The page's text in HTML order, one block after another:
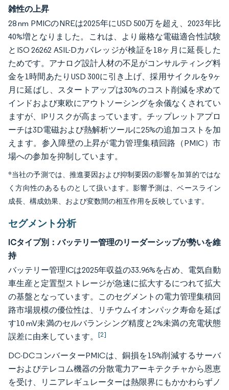
雑性の上昇
28 nm PMICのNREは2025年にUSD 500万を超え、2023年比
40%増となりました。これは、より厳格な電磁適合性試験
とISO 26262 ASIL-Dカバレッジが検証を18ヶ月に延長した
ためです。アナログ設計人材の不足がコンサルティング料
金を1時間あたりUSD 300に引き上げ、採用サイクルを9ヶ
月に延ばし、スタートアップは30%のコスト削減を求めて
インドおよび東欧にアウトソーシングを余儀なくされてい
ますが、IPリスクが高まっています。チップレットアプロ
ーチは3D電磁および熱解析ツールに25%の追加コストを加
えます。参入障壁の上昇が電力管理集積回路（PMIC）市
場への参加を抑制しています。
*当社の予測では、推進要因および抑制要因の影響を加算的ではな
く方向性のあるものとして扱います。影響予測は、ベースライン
成長、構成効果、および変数間の相互作用を反映しています。
セグメント分析
ICタイプ別：バッテリー管理のリーダーシップが勢いを維
持
バッテリー管理ICは2025年収益の33.96%を占め、電気自動
車生産と定置型ストレージが急速に拡大するにつれて拡大
の基盤となっています。このセグメントの電力管理集積回
路市場規模の優位性は、リチウムイオンパック寿命を延ば
す10 mV未満のセルバランシング精度と2%未満の充電状態
誤差に由来しています。 [2]
DC-DCコンバーターPMICは、銅損を15%削減するサーバ
ーおよびテレコム機器の分散電力アーキテクチャから恩恵
を受け、リニアレギュレーターは熱限界にもかかわらずノ